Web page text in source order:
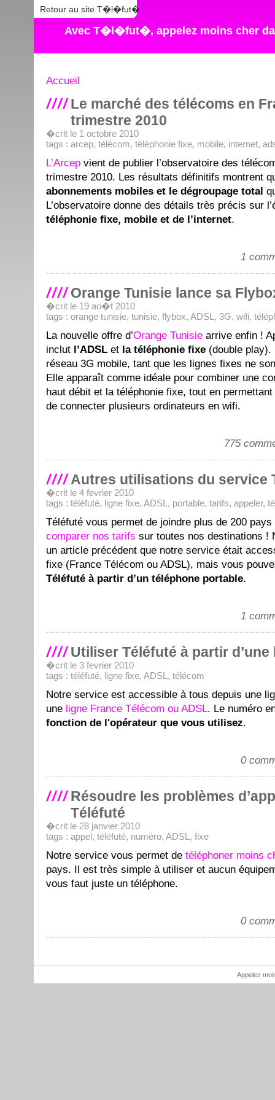
Retour au site T�l�fut�
Avec T�l�fut�, appelez moins cher
Accueil
Le marché des télécoms en
trimestre 2010
�crit le 1 octobre 2010
tags : arcep, télécom, téléphonie fixe, mobile, internet,
L’Arcep vient de publier l’observatoire des
trimestre 2010. Les résultats définitifs montrent
abonnements mobiles et le dégroupage total
L’observatoire donne des détails très précis sur
téléphonie fixe, mobile et de l’internet.
1
Orange Tunisie lance sa
�crit le 19 ao�t 2010
tags : orange tunisie, tunisie, flybox, ADSL , 3G, wifi,
La nouvelle offre d’Orange Tunisie arrive enfin !
inclut l’ADSL et la téléphonie fixe (double
réseau 3G mobile, tant que les lignes fixes ne
Elle apparaît comme idéale pour combiner une
haut débit et la téléphonie fixe, tout en
de connecter plusieurs ordinateurs en wifi.
775
Autres utilisations du service
�crit le 4 fevrier 2010
tags : téléfuté, ligne fixe, ADSL , portable, tarifs, appeler,
Téléfuté vous permet de joindre plus de 200
comparer nos tarifs sur toutes nos destinations !
un article précédent que notre service était
fixe (France Télécom ou ADSL), mais vous
Téléfuté à partir d’un téléphone portable.
1
Utiliser Téléfuté à partir
�crit le 3 fevrier 2010
tags : téléfuté, ligne fixe, ADSL , télécom
Notre service est accessible à tous depuis une
une ligne France Télécom ou ADSL. Le numéro
fonction de l'opérateur que vous utilisez.
0
Résoudre les problèmes
Téléfuté
�crit le 28 janvier 2010
tags : appel , téléfuté, numéro, ADSL , fixe
Notre service vous permet de téléphoner moins
pays. Il est très simple à utiliser et aucun
vous faut juste un téléphone.
0
Appelez